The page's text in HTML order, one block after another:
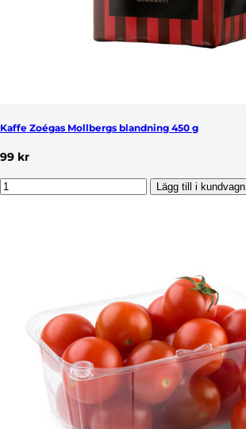
Kaffe Zoégas Mollbergs blandning 450 g
99 kr
Lägg till i kundvagn